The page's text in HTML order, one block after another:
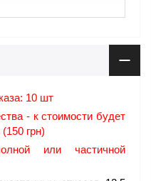
10 шт
- к стоимости будет
грн)
или частичной